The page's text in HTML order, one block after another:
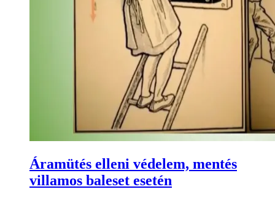
Áramütés elleni védelem, mentés
villamos baleset esetén